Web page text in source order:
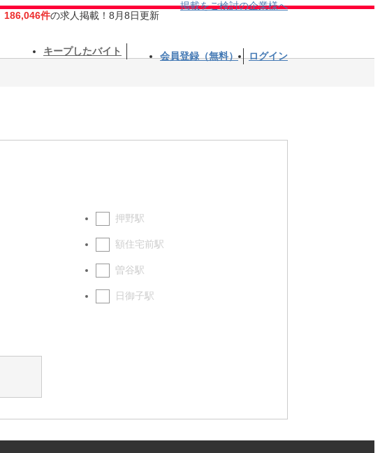
186,046件の求人掲載！8月8日更新
掲載をご検討の企業様へ
キープしたバイト 会員登録（無料） ログイン
押野駅
額住宅前駅
曽谷駅
日御子駅